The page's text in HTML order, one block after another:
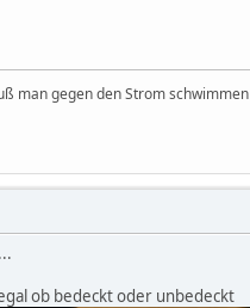
man gegen den Strom schwimmen
ob bedeckt oder unbedeckt